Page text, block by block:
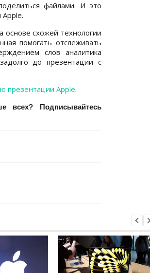
файлами. И это
Apple.
основе схожей технологии
помогать отслеживать
слов аналитика
до презентации с
презентации Apple.
всех? Подписывайтесь